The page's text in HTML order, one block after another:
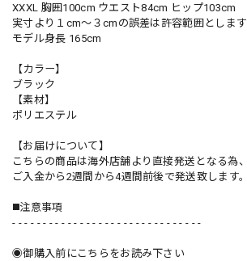
XXXL 胸囲100cm ウエスト84cm ヒップ103cm
実寸より１cm〜３cmの誤差は許容範囲とします
モデル身長 165cm
【カラー】
ブラック
【素材】
ポリエステル
【お届けについて】
こちらの商品は海外店舗より直接発送となる為、
ご入金から2週間から4週間前後で発送致します。
◼️注意事項
- - - - - - - - - - - - - - - - - - - - - - - - - - - - - - -
◉御購入前にこちらをお読み下さい